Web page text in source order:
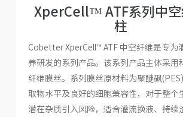
XperCell™ ATF系列中
柱
Cobetter XperCell™ ATF 中空纤维是专为
养研发的系列产品。该系列产品主体采用
纤维膜丝。系列膜丝原材料为聚醚砜
取物水平及良好的细胞兼容性，对于整个
潜在杂质引入风险，适合灌流换液、持续